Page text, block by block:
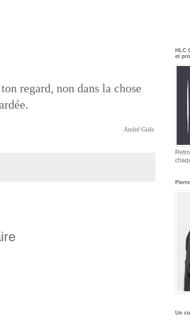
regard, non dans la chose
André Gide
HLC
et
Un